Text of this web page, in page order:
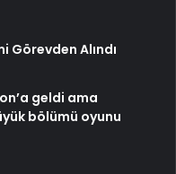
Görevden Alındı
geldi ama
bölümü oyunu